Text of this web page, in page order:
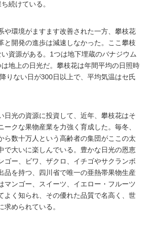
続けている。
や環境がますます改善された一方、攀枝花
と開発の進歩は減速しなかった。ここ攀枝
資源がある。1つは地下埋蔵のバナジウム
地上の日光だ。攀枝花は年間平均の日照時
りない日が300日以上で、平均気温はセ氏
日光の資源に投資して、近年、攀枝花はそ
ークな果物産業を力強く育成した。毎冬、
ら数十万人という高齢者の集団がここの太
で大いに楽しんでいる。豊かな日光の恩恵
ゴー、ビワ、ザクロ、イチゴやサクランボ
品を持つ、四川省で唯一の亜熱帯果物生産
マンゴー、スイーツ、イエロー・フルーツ
よく知られ、その優れた品質で名高く、世
求められている。